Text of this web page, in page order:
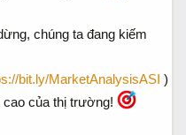
chúng ta đang kiếm
bit.ly/MarketAnalysisASI )
cao của thị trường!